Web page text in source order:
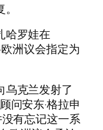
哈罗娃在
洲议会指定为
乌克兰发射了
问安东·格拉申
有忘记这一系